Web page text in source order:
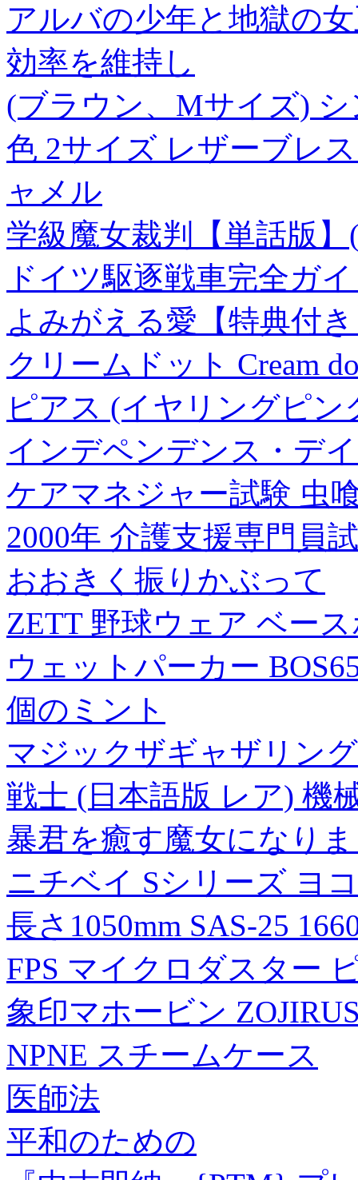
アルバの少年と地獄の
効率を維持し
(ブラウン、Mサイズ)
色 2サイズ レザーブレ
ャメル
学級魔女裁判【単話版】
ドイツ駆逐戦車完全ガ
よみがえる愛【特典付
クリームドット Cream
ピアス (イヤリングピン
インデペンデンス・デ
ケアマネジャー試験 虫
2000年 介護支援専門員
おおきく振りかぶって
ZETT 野球ウェア ベー
ウェットパーカー
個のミント
マジックザギャザリン
戦士 (日本語版 レア) 機
暴君を癒す魔女になり
ニチベイ Sシリーズ ヨ
長さ1050mm SAS-25
FPS マイクロダスター
象印マホービン
NPNE スチームケース
医師法
平和のための